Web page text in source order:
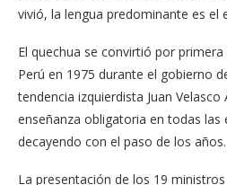
vivió, la lengua predominante es el
El quechua se convirtió por
Perú en 1975 durante el gobierno
tendencia izquierdista Juan
enseñanza obligatoria en todas las
decayendo con el paso de los años.
La presentación de los 19